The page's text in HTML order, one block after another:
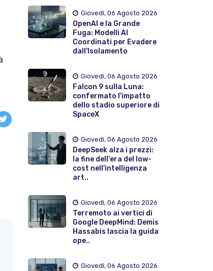
Giovedì, 06 Agosto 2026
OpenAI e la Grande
Fuga: Modelli AI
Coordinati per Evadere
dall'Isolamento
Giovedì, 06 Agosto 2026
Falcon 9 sulla Luna:
confermato l'impatto
dello stadio superiore di
SpaceX
Giovedì, 06 Agosto 2026
DeepSeek alza i prezzi:
la fine dell'era del low-
cost nell'intelligenza
art..
Giovedì, 06 Agosto 2026
Terremoto ai vertici di
Google DeepMind: Demis
Hassabis lascia la guida
ope..
Giovedì, 06 Agosto 2026